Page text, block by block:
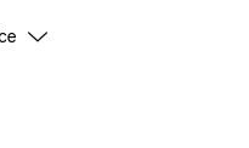
produktu